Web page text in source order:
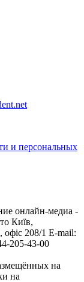
и персональных
онлайн-медиа -
Київ,
208/1 E-mail:
205-43-00
на
на